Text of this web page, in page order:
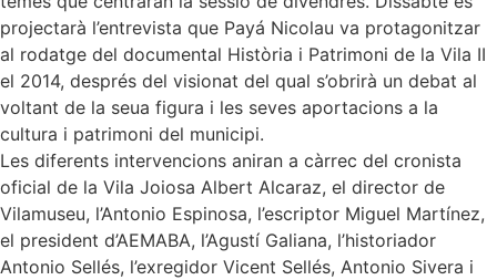
projectarà l’entrevista que Payá Nicolau va protagonitzar
al rodatge del documental Història i Patrimoni de la Vila II
el 2014, després del visionat del qual s’obrirà un debat al
voltant de la seua figura i les seves aportacions a la
cultura i patrimoni del municipi.
Les diferents intervencions aniran a càrrec del cronista
oficial de la Vila Joiosa Albert Alcaraz, el director de
Vilamuseu, l’Antonio Espinosa, l’escriptor Miguel Martínez,
el president d’AEMABA, l’Agustí Galiana, l’historiador
Antonio Sellés, l’exregidor Vicent Sellés, Antonio Sivera i